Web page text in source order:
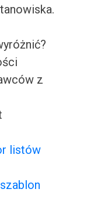
z
listów
szablon